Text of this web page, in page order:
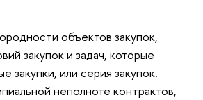
объектов закупок,
закупок и задач, которые
закупки, или серия закупок.
неполноте контрактов,